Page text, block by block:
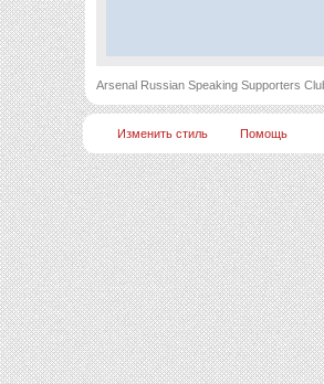
Arsenal Russian Speaking Supporters
Изменить стиль Помощь